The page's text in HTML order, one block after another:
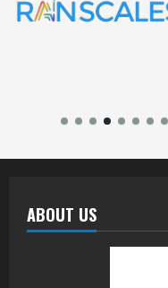
ABOUT US